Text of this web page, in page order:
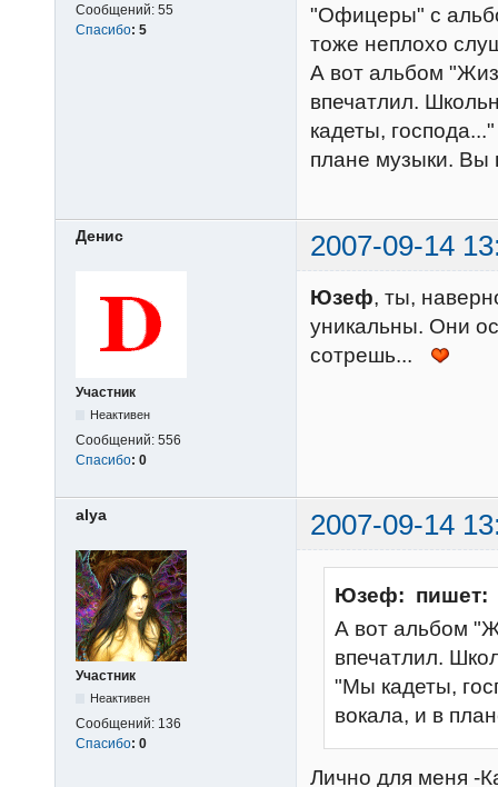
Сообщений: 55
Спасибо: 5
"Офицеры" с
тоже неплохо
А вот альбом
впечатлил.
кадеты,
плане музыки. Вы
Денис 2007-09-14
Участник
Неактивен
Сообщений: 556
Спасибо: 0
Юзеф, ты,
уникальны. Они
сотрешь...
alya 2007-09-14
Участник
Неактивен
Сообщений: 136
Спасибо: 0
Юзеф: пишет:
А вот альбом
впечатлил.
"Мы кадеты,
вокала, и в
Лично для меня -